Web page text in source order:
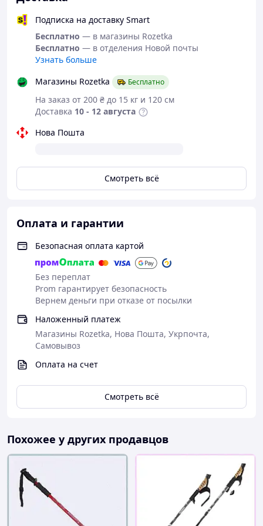
Трекинговые палки: характеристики:
Назначение: оздоровительная (скандинавская)
ходьба, пешие походы
Конструкция: телескопическая, регулируемая
Количество колен: 3
Материалы изготовления:
основной: дюралюминиевый сплав
рукоять: прорезиненный пластик
наконечник: сталь
сферический защитный колпачок:
длина минимальная (в сложенном виде):
диаметр основной: 2 см
длина рукояти: 15 см
Тип система амортизации: пружинная
Вес пары: 600 г
Упаковка: полиэтиленовая, мягкая
Подписка на доставку Smart
Бесплатно — в магазины Rozetka
Бесплатно — в отделения Новой почты
Узнать больше
Магазины Rozetka
Бесплатно
На заказ от 200 ₴ до 15 кг и 120 см
Доставка 10 - 12 августа
Нова Пошта
Смотреть всё
Оплата и гарантии
Безопасная оплата картой
Без переплат
Prom гарантирует безопасность
Вернем деньги при отказе от посылки
Наложенный платеж
Магазины Rozetka, Нова Пошта, Укрпочта,
Самовывоз
Оплата на счет
Смотреть всё
Похожее у других продавцов